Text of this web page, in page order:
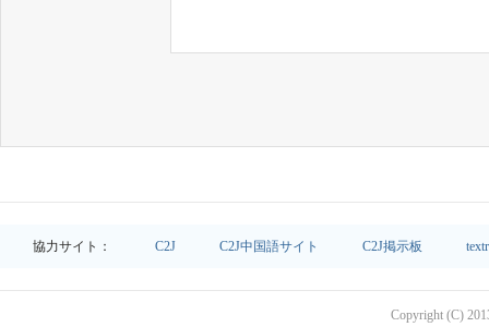
協力サイト： C2J C2J中国語サイト C2J掲示板
Copyright (C)